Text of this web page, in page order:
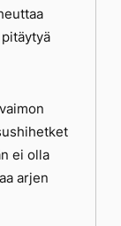
ei olla
arjen